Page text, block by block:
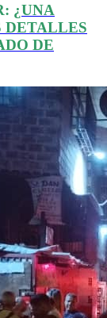
¿UNA
DETALLES
DE